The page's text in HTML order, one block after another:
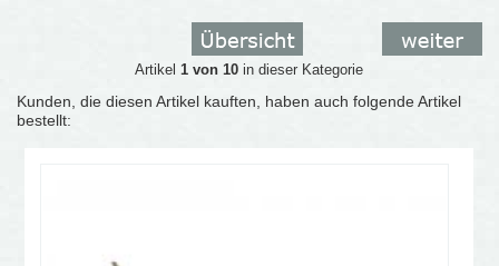
Artikel 1 von 10 in dieser Kategorie
Kunden, die diesen Artikel kauften, haben auch folgende Artikel
bestellt: